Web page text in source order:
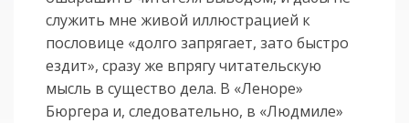
служить мне живой иллюстрацией к
пословице «долго запрягает, зато быстро
ездит», сразу же впрягу читательскую
мысль в существо дела. В «Леноре»
Бюргера и, следовательно, в «Людмиле»